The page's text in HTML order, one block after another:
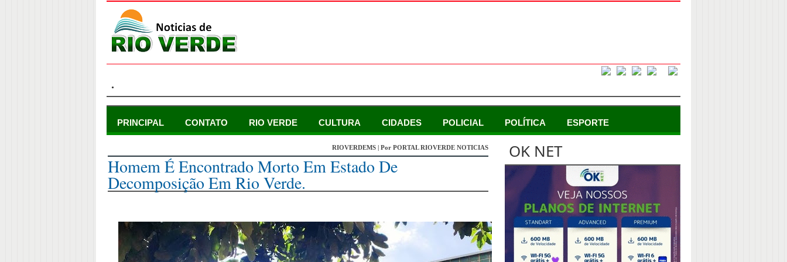
.
PRINCIPAL CONTATO RIO VERDE CULTURA CIDADES POLICIAL POLÍTICA ESPORTE
RIOVERDEMS | Por PORTAL RIOVERDE NOTICIAS
Homem É Encontrado Morto Em Estado De
Decomposição Em Rio Verde.
OK NET